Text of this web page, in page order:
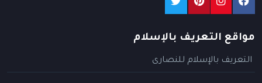
مواقع التعريف بالإسلام
التعريف بالإسلام للنصارى